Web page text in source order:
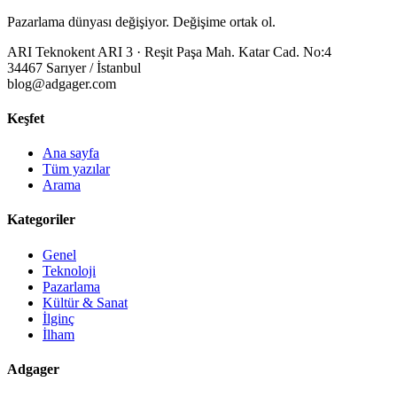
Pazarlama dünyası değişiyor. Değişime ortak ol.
ARI Teknokent ARI 3 · Reşit Paşa Mah. Katar Cad. No:4
34467 Sarıyer / İstanbul
blog@adgager.com
Keşfet
Ana sayfa
Tüm yazılar
Arama
Kategoriler
Genel
Teknoloji
Pazarlama
Kültür & Sanat
İlginç
İlham
Adgager